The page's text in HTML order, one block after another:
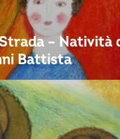
– Natività
Battista